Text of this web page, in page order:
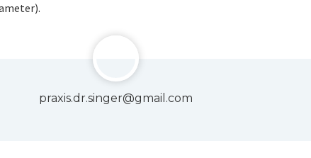
praxis.dr.singer@gmail.com